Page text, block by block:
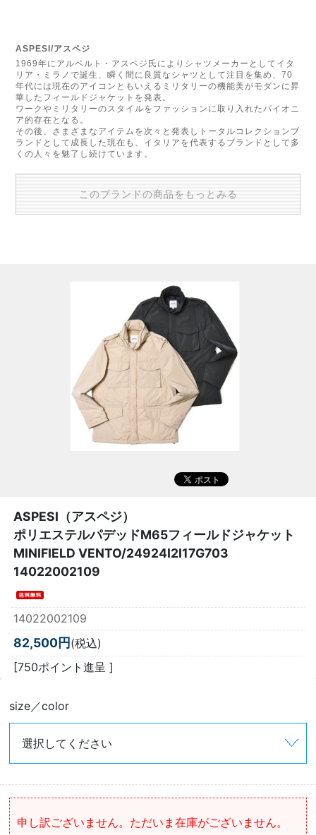
ASPESI/アスペジ
1969年にアルベルト・アスペジ氏によりシャツメーカーとしてイタ
リア・ミラノで誕生、瞬く間に良質なシャツとして注目を集め、70
年代には現在のアイコンともいえるミリタリーの機能美がモダンに昇
華したフィールドジャケットを発表。
ワークやミリタリーのスタイルをファッションに取り入れたパイオニ
ア的存在となる。
その後、さまざまなアイテムを次々と発表しトータルコレクションブ
ランドとして成長した現在も、イタリアを代表するブランドとして多
くの人々を魅了し続けています。
このブランドの商品をもっとみる
ASPESI（アスペジ）
ポリエステルパデッドM65フィールドジャケット
MINIFIELD VENTO/24924I2I17G703
14022002109
14022002109
82,500円 (税込)
[750ポイント進呈 ]
size／color
申し訳ございません。ただいま在庫がございません。